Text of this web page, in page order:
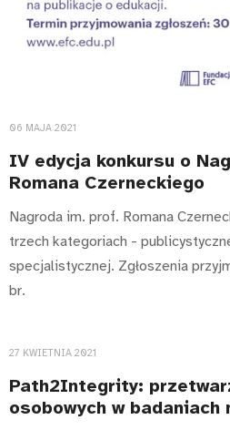
06 MAJA 2021
IV edycja konkursu o
Romana Czerneckiego
Nagroda im. prof. Romana
trzech kategoriach -
specjalistycznej. Zgłoszenia
br.
27 KWIETNIA 2021
Path2Integrity:
osobowych w badaniach